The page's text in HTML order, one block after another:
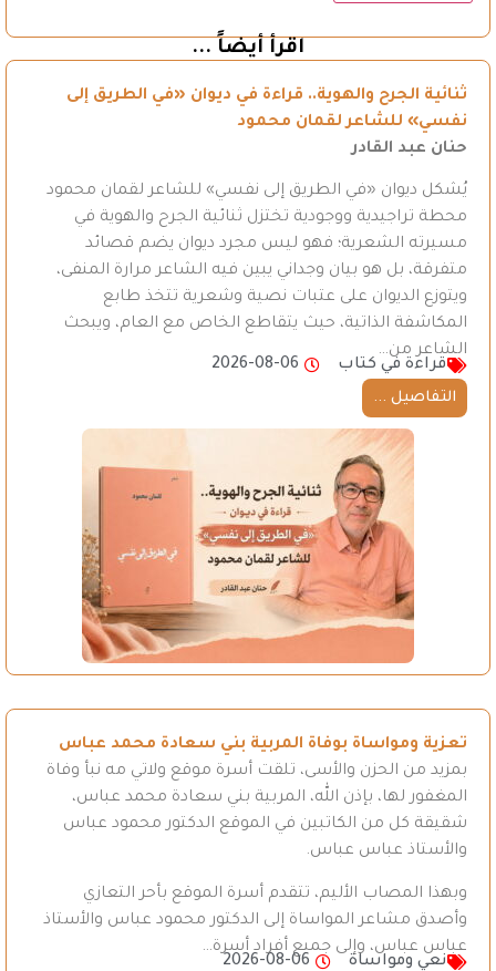
اقرأ أيضاً ...
ثنائية الجرح والهوية.. قراءة في ديوان «في الطريق إلى
نفسي» للشاعر لقمان محمود
حنان عبد القادر
يُشكل ديوان «في الطريق إلى نفسي» للشاعر لقمان محمود
محطة تراجيدية ووجودية تختزل ثنائية الجرح والهوية في
مسيرته الشعرية؛ فهو ليس مجرد ديوان يضم قصائد
متفرقة، بل هو بيان وجداني يبين فيه الشاعر مرارة المنفى،
ويتوزع الديوان على عتبات نصية وشعرية تتخذ طابع
المكاشفة الذاتية، حيث يتقاطع الخاص مع العام، ويبحث
الشاعر من…
قراءة في كتاب
2026-08-06
التفاصيل ...
تعزية ومواساة بوفاة المربية بني سعادة محمد عباس
بمزيد من الحزن والأسى، تلقت أسرة موقع ولاتي مه نبأ وفاة
المغفور لها، بإذن الله، المربية بني سعادة محمد عباس،
شقيقة كل من الكاتبين في الموقع الدكتور محمود عباس
والأستاذ عباس عباس.
وبهذا المصاب الأليم، تتقدم أسرة الموقع بأحر التعازي
وأصدق مشاعر المواساة إلى الدكتور محمود عباس والأستاذ
عباس عباس، وإلى جميع أفراد أسرة…
نعي ومواساة
2026-08-06